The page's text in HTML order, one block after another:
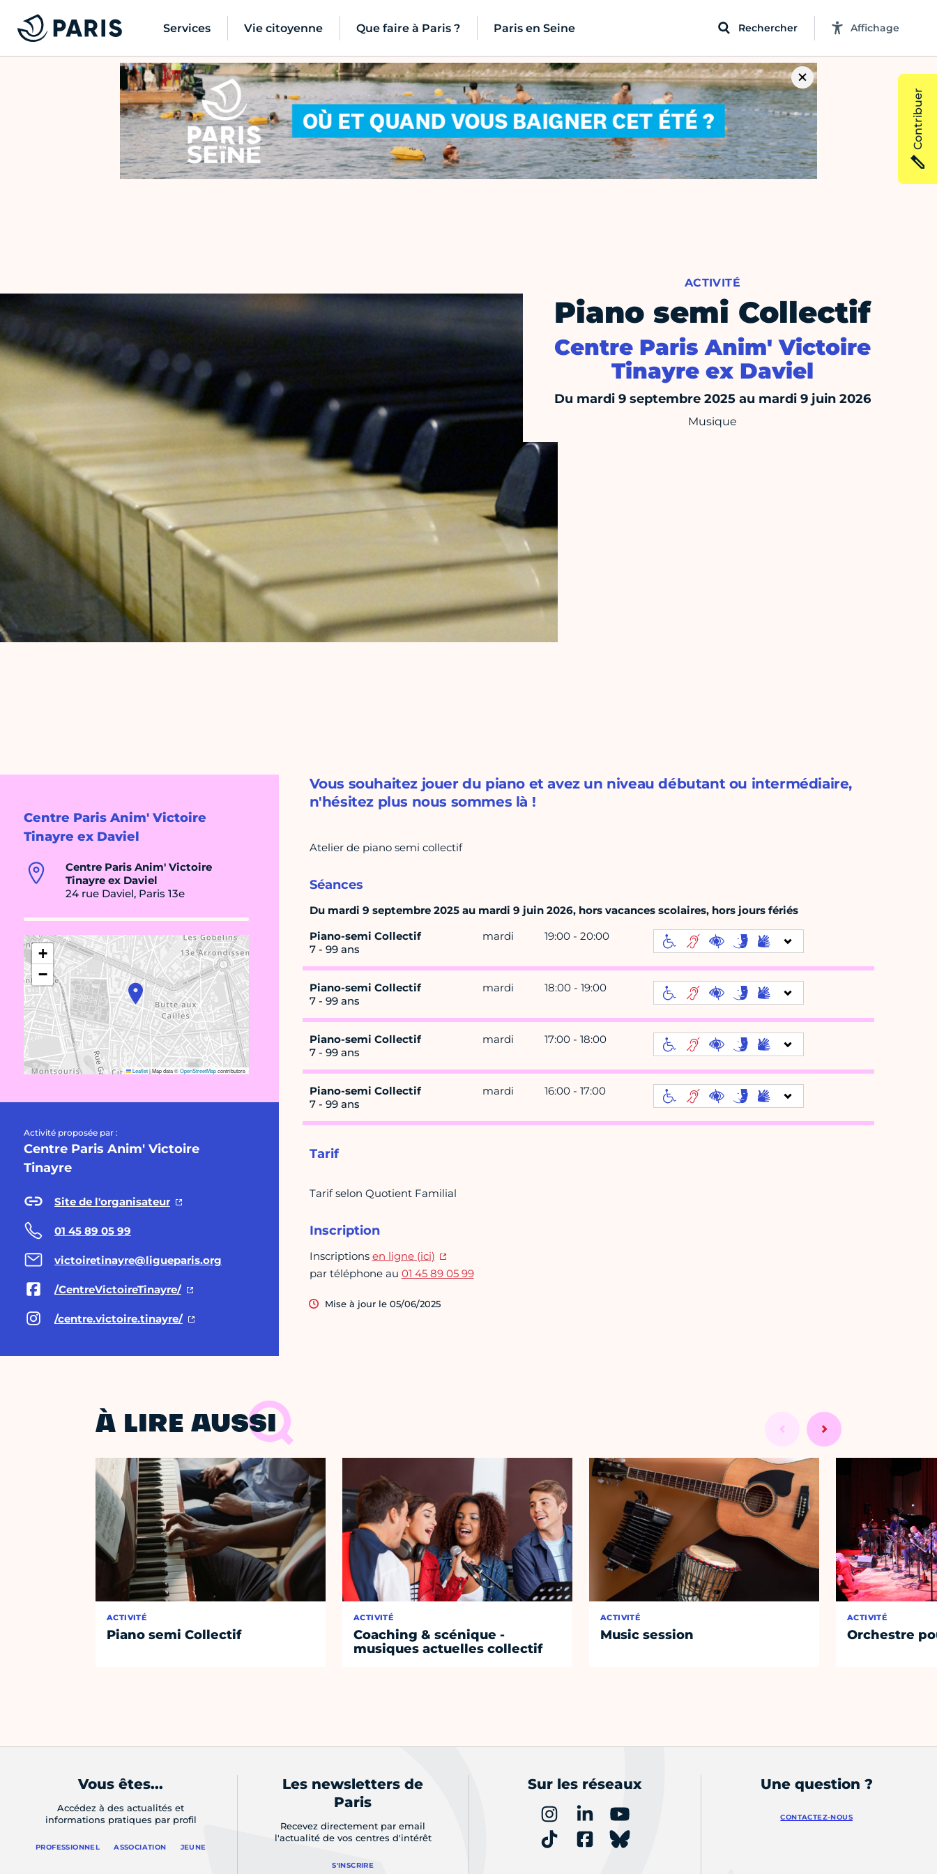
Services Vie citoyenne Que faire à Paris ? Paris en Seine Rechercher Affichage
ACTIVITÉ
Piano semi Collectif
Centre Paris Anim' Victoire
Tinayre ex Daviel
Du mardi 9 septembre 2025 au mardi 9 juin 2026
Musique
Centre Paris Anim' Victoire
Tinayre ex Daviel
Centre Paris Anim' Victoire
Tinayre ex Daviel
24 rue Daviel, Paris 13e
+
−
Leaflet|Map data ©OpenStreetMapcontributors
Activité proposée par :
Centre Paris Anim' Victoire
Tinayre
Site de l'organisateur
01 45 89 05 99
victoiretinayre@ligueparis.org
/CentreVictoireTinayre/
/centre.victoire.tinayre/
Vous souhaitez jouer du piano et avez un niveau débutant ou intermédiaire,
n'hésitez plus nous sommes là !
Atelier de piano semi collectif
Séances
Du mardi 9 septembre 2025 au mardi 9 juin 2026, hors vacances scolaires, hors jours fériés
Piano-semi Collectif
7 - 99 ans
mardi 19:00 - 20:00
Piano-semi Collectif
7 - 99 ans
mardi 18:00 - 19:00
Piano-semi Collectif
7 - 99 ans
mardi 17:00 - 18:00
Piano-semi Collectif
7 - 99 ans
mardi 16:00 - 17:00
Tarif
Tarif selon Quotient Familial
Inscription
Inscriptions en ligne (ici)
par téléphone au 01 45 89 05 99
Mise à jour le 05/06/2025
À LIRE AUSSI
ACTIVITÉ
Piano semi Collectif
ACTIVITÉ
Coaching & scénique -
musiques actuelles collectif
ACTIVITÉ
Music session
ACTIVITÉ
Orchestre
Contribuer
Vous êtes...
Accédez à des actualités et
informations pratiques par profil
PROFESSIONNEL ASSOCIATION JEUNE
Les newsletters de
Paris
Recevez directement par email
l'actualité de vos centres d'intérêt
S'INSCRIRE
Sur les réseaux Une question ?
CONTACTEZ-NOUS